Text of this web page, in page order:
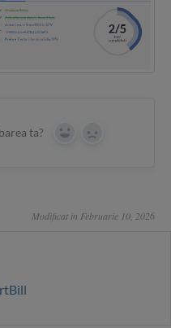
ta? Yes No
Modificat in Februarie 10, 2026